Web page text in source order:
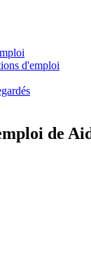
d'emploi
de